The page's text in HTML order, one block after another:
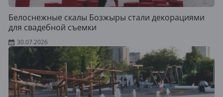
Белоснежные скалы Бозжыры стали декорациями
для свадебной съемки
30.07.2026